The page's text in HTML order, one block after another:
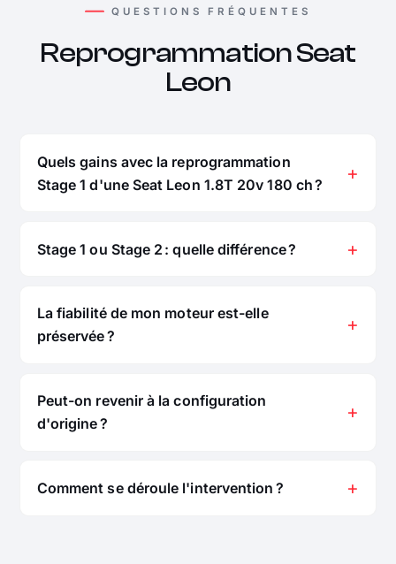
QUESTIONS FRÉQUENTES
Reprogrammation Seat
Leon
Quels gains avec la reprogrammation
Stage 1 d'une Seat Leon 1.8T 20v 180 ch ?
Stage 1 ou Stage 2 : quelle différence ?
La fiabilité de mon moteur est-elle
préservée ?
Peut-on revenir à la configuration
d'origine ?
Comment se déroule l'intervention ?